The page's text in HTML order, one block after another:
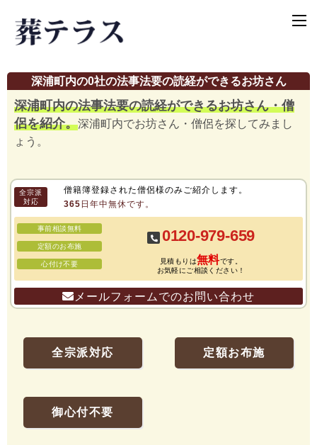
深浦町内の0社の法事法要の読経ができるお坊さん
深浦町内の法事法要の読経ができるお坊さん・僧
侶を紹介。深浦町内でお坊さん・僧侶を探してみまし
ょう。
全宗派
対応
僧籍簿登録された僧侶様のみご紹介します。
365日年中無休です。
事前相談無料
定額のお布施
心付け不要
0120-979-659
見積もりは無料です。
お気軽にご相談ください！
メールフォームでのお問い合わせ
全宗派対応 定額お布施
御心付不要